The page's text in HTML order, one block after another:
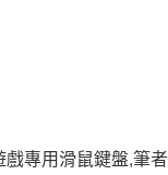
專用滑鼠鍵盤,筆